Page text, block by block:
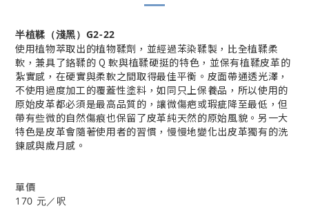
半植鞣（淺黑）G2-22
使用植物萃取出的植物鞣劑，並經過苯染鞣製，比全植鞣柔
軟，兼具了鉻鞣的 Q 軟與植鞣硬挺的特色，並保有植鞣皮革的
紮實感，在硬實與柔軟之間取得最佳平衡。皮面帶通透光澤，
不使用過度加工的覆蓋性塗料，如同只上保養品，所以使用的
原始皮革都必須是最高品質的，讓微傷疤或瑕疵降至最低，但
帶有些微的自然傷痕也保留了皮革純天然的原始風貌。另一大
特色是皮革會隨著使用者的習慣，慢慢地變化出皮革獨有的洗
鍊感與歲月感。
單價
170 元／呎